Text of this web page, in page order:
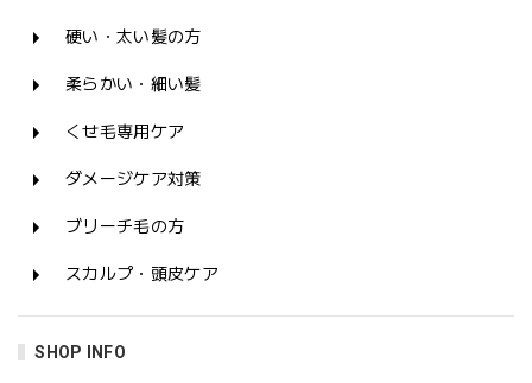
硬い・太い髪の方
柔らかい・細い髪
くせ毛専用ケア
ダメージケア対策
ブリーチ毛の方
スカルプ・頭皮ケア
SHOP INFO